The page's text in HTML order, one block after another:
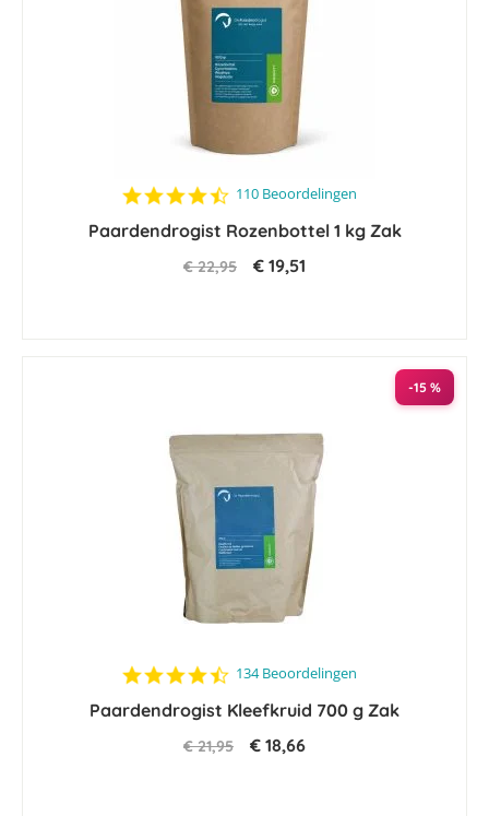
4.5
rating
110 Beoordelingen
Paardendrogist Rozenbottel 1 kg Zak
€ 22,95 € 19,51
-15 %
4.6
rating
134 Beoordelingen
Paardendrogist Kleefkruid 700 g Zak
€ 21,95 € 18,66